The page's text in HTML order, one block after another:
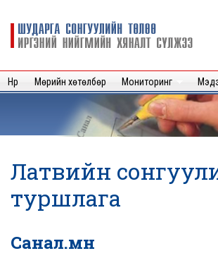
Шударга
сонгуулийн
нийгмийн
хяналт
Нүүр Мөрийн хөтөлбөр Мониторинг
Латвийн
туршлага
Санал.мн